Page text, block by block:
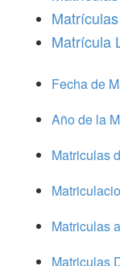
Matrícula
Fecha de
Año de la
Matriculas
Matriculas
Matriculas